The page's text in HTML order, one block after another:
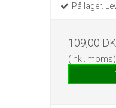
På lager.
109,00
(inkl. moms)